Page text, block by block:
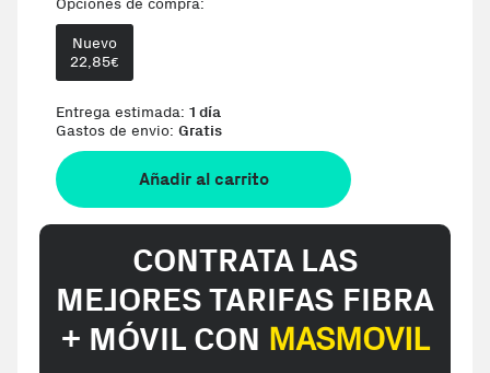
Opciones de compra:
Nuevo
22,85€
Entrega estimada: 1 día
Gastos de envio: Gratis
Añadir al carrito
CONTRATA LAS
MEJORES TARIFAS FIBRA
+ MÓVIL CON MASMOVIL